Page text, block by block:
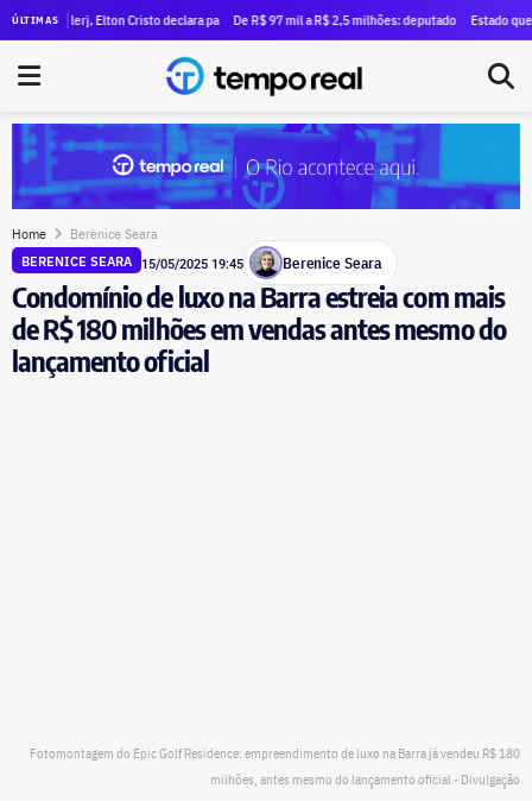
ÚLTIMASdos cinco índices de violência contra a mulher
Elton Cristo declara patrimônio de R$ 3 milhões — quase oito vezes maior do que em 2018
De R$ 97 mil a R$ 2,5 milhões: deputado Fred Pacheco ampliou
Estado quer criar lista
Home Berenice Seara
BERENICE SEARA 15/05/2025 19:45 Berenice Seara
Condomínio de luxo na Barra estreia com mais
de R$ 180 milhões em vendas antes mesmo do
lançamento oficial
Fotomontagem do Epic Golf Residence: empreendimento de luxo na Barra já vendeu R$ 180
milhões, antes mesmo do lançamento oficial - Divulgação